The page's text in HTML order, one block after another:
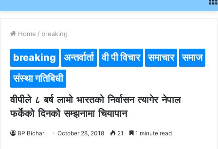
Home / breaking
breaking अन्तर्वार्ता वी पी विचार समाचार
समाज
संस्था गतिबिधी
वीपीले ८ बर्ष लामो भारतको निर्वासन त्यागेर नेपाल
फर्केको दिनको सम्झनामा चियापान
BP Bichar October 28, 2018 21 1 minute read